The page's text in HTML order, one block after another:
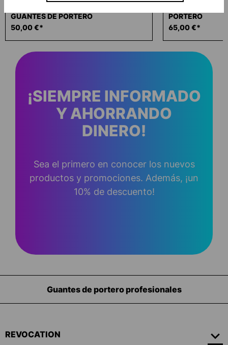
PREDICTION ABSOLUTGRIP HN FIT
GUANTES DE PORTERO
50,00 €*
PREDICTION
PORTERO
65,00 €*
¡SIEMPRE INFORMADO
Y AHORRANDO
DINERO!
Sea el primero en conocer los nuevos
productos y promociones. Además, ¡un
10% de descuento!
Equipamiento para porteros
REVOCATION